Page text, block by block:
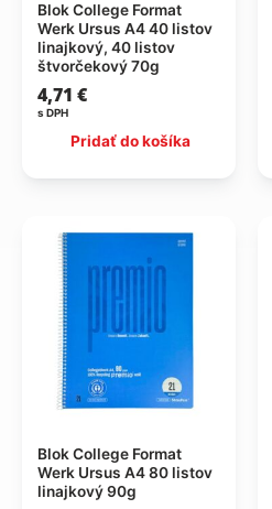
Blok College Format
Werk Ursus A4 40 listov
linajkový, 40 listov
štvorčekový 70g
4,71 €
s DPH
Pridať do košíka
Blok College Format
Werk Ursus A4 80 listov
linajkový 90g